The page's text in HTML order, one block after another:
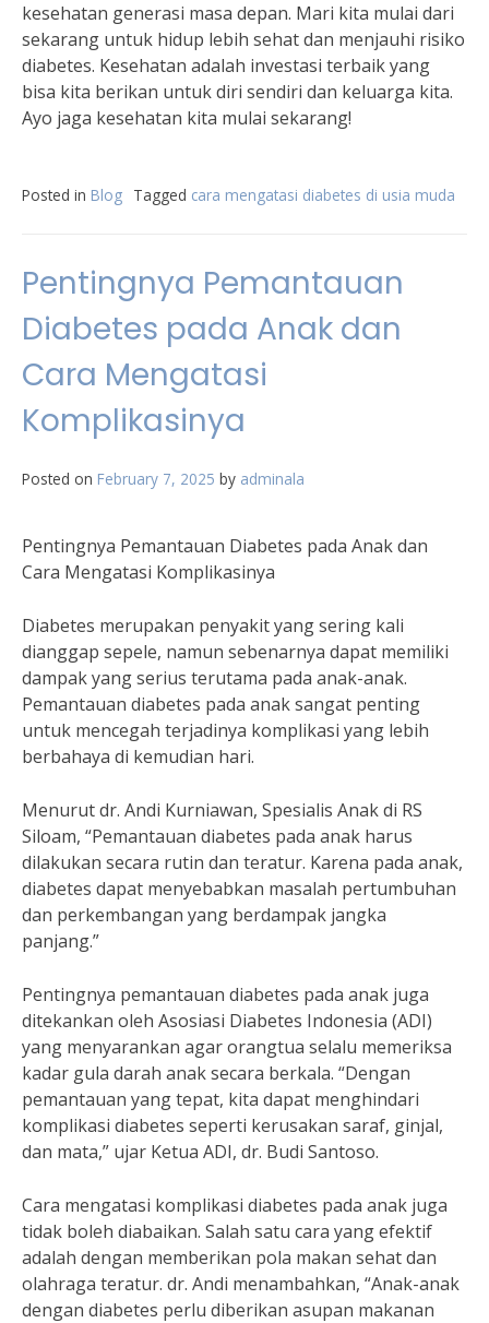
kesehatan generasi masa depan. Mari kita mulai dari
sekarang untuk hidup lebih sehat dan menjauhi risiko
diabetes. Kesehatan adalah investasi terbaik yang
bisa kita berikan untuk diri sendiri dan keluarga kita.
Ayo jaga kesehatan kita mulai sekarang!
Posted in Blog Tagged cara mengatasi diabetes di usia muda
Pentingnya Pemantauan
Diabetes pada Anak dan
Cara Mengatasi
Komplikasinya
Posted on February 7, 2025 by adminala
Pentingnya Pemantauan Diabetes pada Anak dan
Cara Mengatasi Komplikasinya
Diabetes merupakan penyakit yang sering kali
dianggap sepele, namun sebenarnya dapat memiliki
dampak yang serius terutama pada anak-anak.
Pemantauan diabetes pada anak sangat penting
untuk mencegah terjadinya komplikasi yang lebih
berbahaya di kemudian hari.
Menurut dr. Andi Kurniawan, Spesialis Anak di RS
Siloam, “Pemantauan diabetes pada anak harus
dilakukan secara rutin dan teratur. Karena pada anak,
diabetes dapat menyebabkan masalah pertumbuhan
dan perkembangan yang berdampak jangka
panjang.”
Pentingnya pemantauan diabetes pada anak juga
ditekankan oleh Asosiasi Diabetes Indonesia (ADI)
yang menyarankan agar orangtua selalu memeriksa
kadar gula darah anak secara berkala. “Dengan
pemantauan yang tepat, kita dapat menghindari
komplikasi diabetes seperti kerusakan saraf, ginjal,
dan mata,” ujar Ketua ADI, dr. Budi Santoso.
Cara mengatasi komplikasi diabetes pada anak juga
tidak boleh diabaikan. Salah satu cara yang efektif
adalah dengan memberikan pola makan sehat dan
olahraga teratur. dr. Andi menambahkan, “Anak-anak
dengan diabetes perlu diberikan asupan makanan